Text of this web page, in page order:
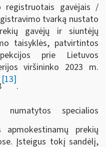
registruotais gavėjais /
tvarką nustato
gavėjų ir siuntėjų
taisyklės, patvirtintos
prie Lietuvos
viršininko 2023 m.
[13]
.
numatytos specialios
prekių
Įsteigus tokį sandėlį,